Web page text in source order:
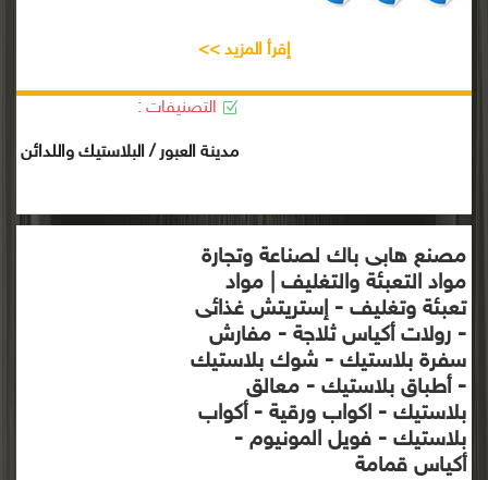
إقرأ المزيد >>
التصنيفات :
مدينة العبور / البلاستيك واللدائن
مصنع هابى باك لصناعة وتجارة
مواد التعبئة والتغليف | مواد
تعبئة وتغليف - إستريتش غذائى
- رولات أكياس ثلاجة - مفارش
سفرة بلاستيك - شوك بلاستيك
- أطباق بلاستيك - معالق
بلاستيك - اكواب ورقية - أكواب
بلاستيك - فويل المونيوم -
أكياس قمامة